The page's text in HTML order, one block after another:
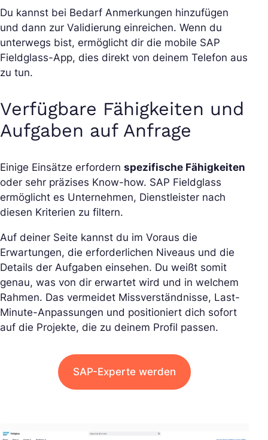
Du kannst bei Bedarf Anmerkungen hinzufügen
und dann zur Validierung einreichen. Wenn du
unterwegs bist, ermöglicht dir die mobile SAP
Fieldglass-App, dies direkt von deinem Telefon aus
zu tun.
Verfügbare Fähigkeiten und
Aufgaben auf Anfrage
Einige Einsätze erfordern spezifische Fähigkeiten
oder sehr präzises Know-how. SAP Fieldglass
ermöglicht es Unternehmen, Dienstleister nach
diesen Kriterien zu filtern.
Auf deiner Seite kannst du im Voraus die
Erwartungen, die erforderlichen Niveaus und die
Details der Aufgaben einsehen. Du weißt somit
genau, was von dir erwartet wird und in welchem
Rahmen. Das vermeidet Missverständnisse, Last-
Minute-Anpassungen und positioniert dich sofort
auf die Projekte, die zu deinem Profil passen.
SAP-Experte werden